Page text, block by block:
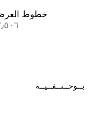
خطوط
٣٣٫٥٠٦,
بــوحــنــفــيــة